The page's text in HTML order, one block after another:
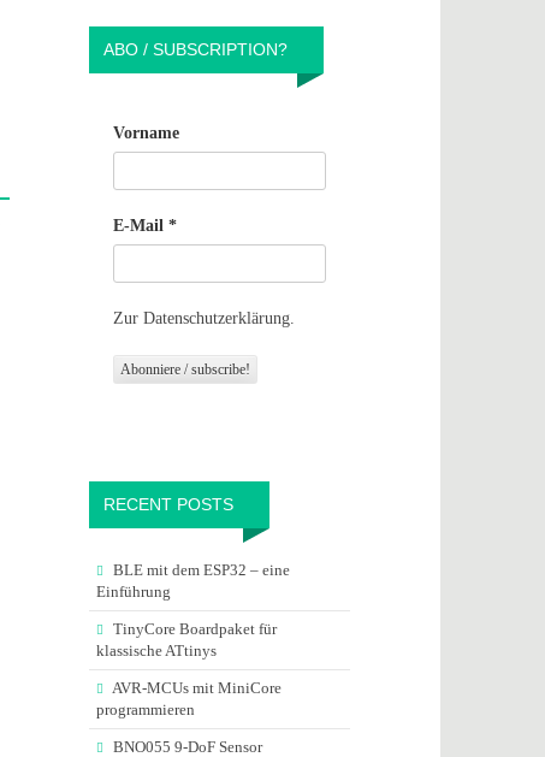
ABO / SUBSCRIPTION?
Vorname
E-Mail *
Zur Datenschutzerklärung.
RECENT POSTS
BLE mit dem ESP32 – eine
Einführung
TinyCore Boardpaket für
klassische ATtinys
AVR-MCUs mit MiniCore
programmieren
BNO055 9-DoF Sensor